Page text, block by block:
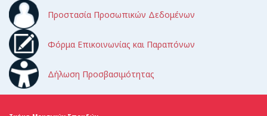
Προστασία Προσωπικών Δεδομένων
Φόρμα Επικοινωνίας και Παραπόνων
Δήλωση Προσβασιμότητας